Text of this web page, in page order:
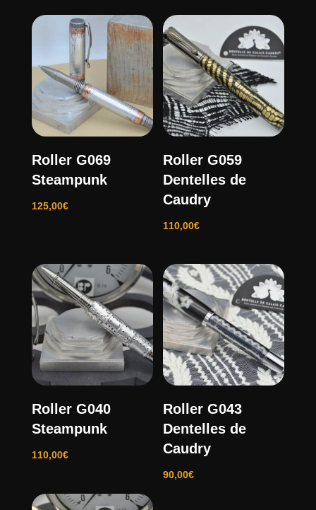
Roller G069
Steampunk
125,00€
Roller G059
Dentelles de
Caudry
110,00€
Roller G040
Steampunk
110,00€
Roller G043
Dentelles de
Caudry
90,00€